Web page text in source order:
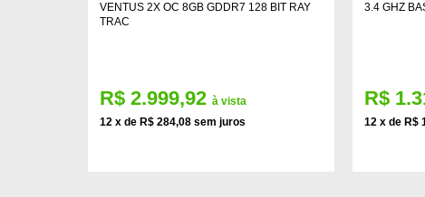
VENTUS 2X OC 8GB GDDR7 128 BIT RAY
TRAC
R$ 2.999,92 à vista
12 x de R$ 284,08 sem juros
3.4 GHZ
R$
12 x de R$